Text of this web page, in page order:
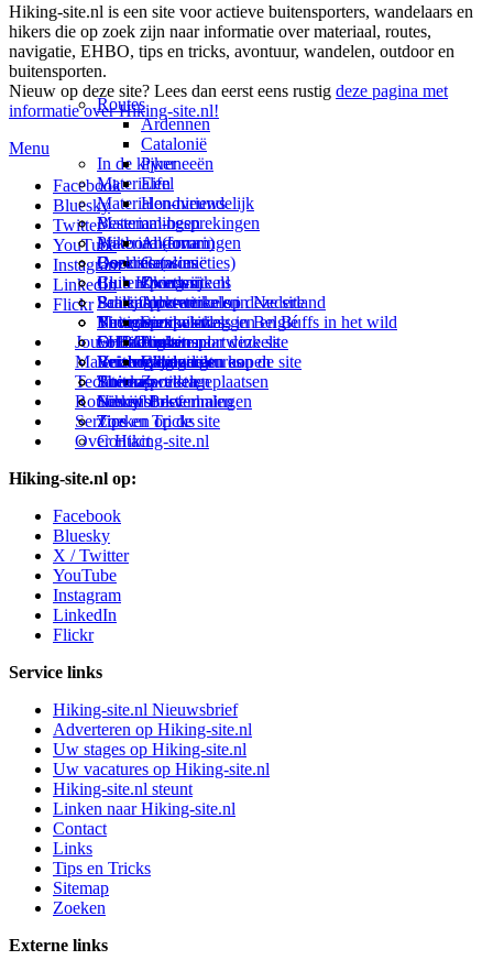
Hiking-site.nl is een site voor actieve buitensporters, wandelaars en
hikers die op zoek zijn naar informatie over materiaal, routes,
navigatie, EHBO, tips en tricks, avontuur, wandelen, outdoor en
buitensporten.
Nieuw op deze site? Lees dan eerst eens rustig deze pagina met
informatie over Hiking-site.nl!
Menu
Facebook
Bluesky
Twitter
YouTube
Instagram
LinkedIn
Flickr
Jouw Hiking-site.nl
Prikbord (forum)
Goodies (winacties)
Club Hiking-site.nl
Schrijfblok-artikelen
Virtuele exposities
Fotoalbums
Materialen: kiezen en kopen
In de kijker
Materialen
Materialen-nieuws
Materiaal-besprekingen
Materiaal-ervaringen
Boekrecensies
Buitensportwinkels
Buitensportwinkels in Nederland
Buitensportwinkels in Belgié
Online buitensportwinkels
Reisboekhandels
Technieken
Navigatie
EHBO
Verzorging
Thema-artikelen
Routes en Bestemmingen
Routes
Ardennen
Catalonië
Pyreneeën
Eifel
Hondvriendelijk
Bestemmingen
Andorra
Catalonië
Zweden
Paalkamperen
Thema-artikelen
Andorra
Catalonië
Zweden
Schrijfblokverhalen
Service
Buitensportvacatures
Buitensportstageplaatsen
Links
Tips en Tricks
Over Hiking-site.nl
Deze site
Over mij
Adverteren op deze site
Summit-vlaggen en Buffs in het wild
Linken naar deze site
Wijzigingen aan de site
Sitemap
Nieuwsbrief
Zoeken op de site
Contact
Hiking-site.nl op:
Facebook
Bluesky
X / Twitter
YouTube
Instagram
LinkedIn
Flickr
Service links
Hiking-site.nl Nieuwsbrief
Adverteren op Hiking-site.nl
Uw stages op Hiking-site.nl
Uw vacatures op Hiking-site.nl
Hiking-site.nl steunt
Linken naar Hiking-site.nl
Contact
Links
Tips en Tricks
Sitemap
Zoeken
Externe links